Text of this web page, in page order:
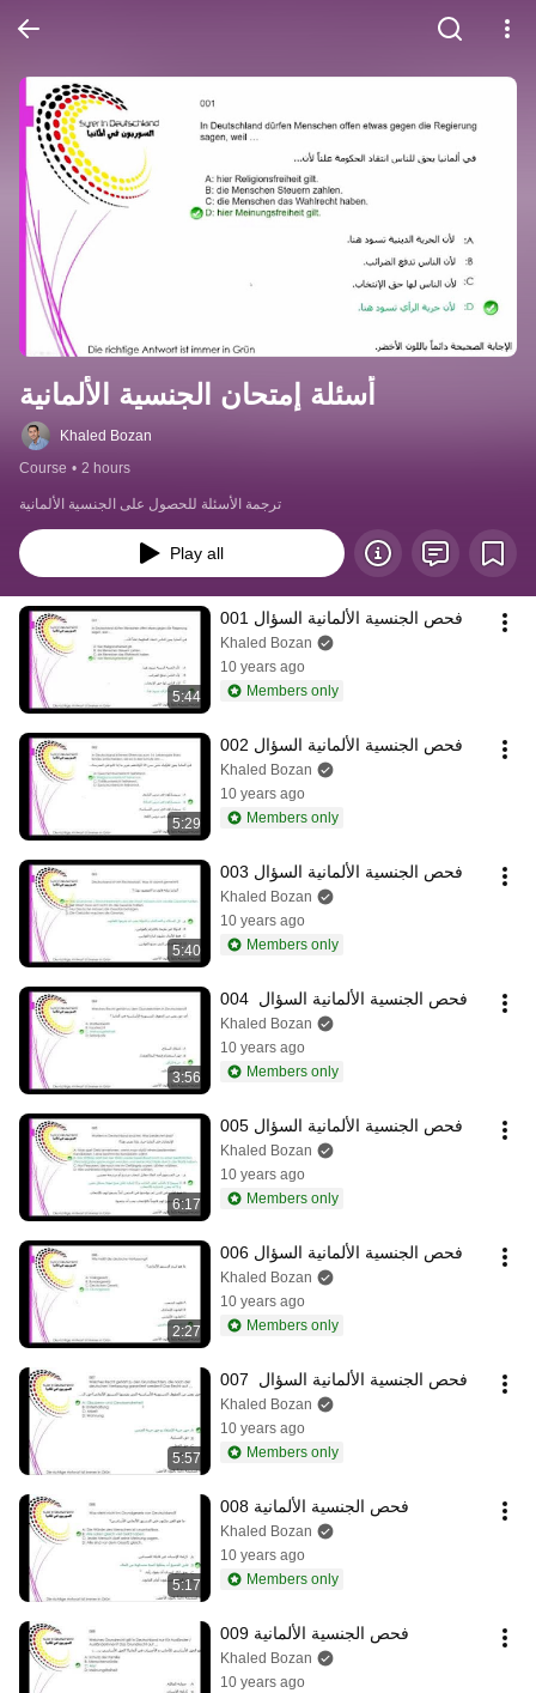
أسئلة إمتحان الجنسية الألمانية
Khaled Bozan
Course • 2 hours
ترجمة الأسئلة للحصول على الجنسية الألمانية
Play all
5:44
فحص الجنسية الألمانية السؤال 001
Khaled Bozan
10 years ago
Members only
5:29
فحص الجنسية الألمانية السؤال 002
Khaled Bozan
10 years ago
Members only
5:40
فحص الجنسية الألمانية السؤال 003
Khaled Bozan
10 years ago
Members only
3:56
فحص الجنسية الألمانية السؤال  004
Khaled Bozan
10 years ago
Members only
6:17
فحص الجنسية الألمانية السؤال 005
Khaled Bozan
10 years ago
Members only
2:27
فحص الجنسية الألمانية السؤال 006
Khaled Bozan
10 years ago
Members only
5:57
فحص الجنسية الألمانية السؤال  007
Khaled Bozan
10 years ago
Members only
5:17
فحص الجنسية الألمانية 008
Khaled Bozan
10 years ago
Members only
فحص الجنسية الألمانية 009
Khaled Bozan
10 years ago